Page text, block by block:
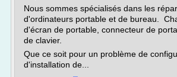
Nous sommes spécialisés dans les
d'ordinateurs portable et de bureau.
d'écran de portable, connecteur de
de clavier.
Que ce soit pour un problème de
d'installation de...